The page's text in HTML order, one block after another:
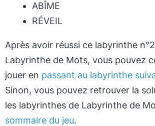
ABÎME
RÉVEIL
Après avoir réussi ce labyrinthe
Labyrinthe de Mots, vous pouvez
jouer en passant au labyrinthe
Sinon, vous pouvez retrouver la
les labyrinthes de Labyrinthe de
sommaire du jeu.